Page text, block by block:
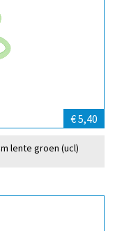
€ 5,40
lente groen (ucl)